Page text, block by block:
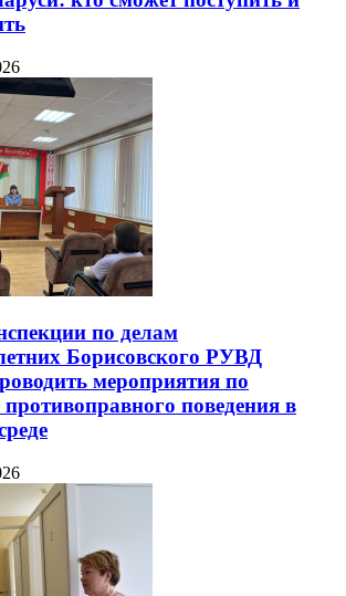
по делам
Борисовского РУВД
мероприятия по
поведения в